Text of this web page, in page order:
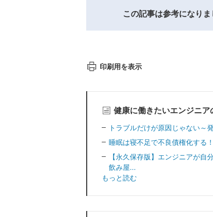
この記事は参考になりま
印刷用を表示
健康に働きたいエンジニ
トラブルだけが原因じゃない～
睡眠は寝不足で不良債権化する
【永久保存版】エンジニアが自
飲み屋...
もっと読む